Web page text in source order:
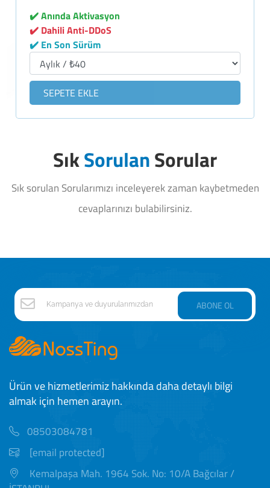
✔️ Anında Aktivasyon
✔️ Dahili Anti-DDoS
✔️ En Son Sürüm
SEPETE EKLE
SıkSorulanSorular
Sık sorulan Sorularımızı inceleyerek zaman kaybetmeden
cevaplarınızı bulabilirsiniz.
ABONE OL
Ürün ve hizmetlerimiz hakkında daha detaylı bilgi
almak için hemen arayın.
08503084781
[email protected]
Kemalpaşa Mah. 1964 Sok. No: 10/A Bağcılar /